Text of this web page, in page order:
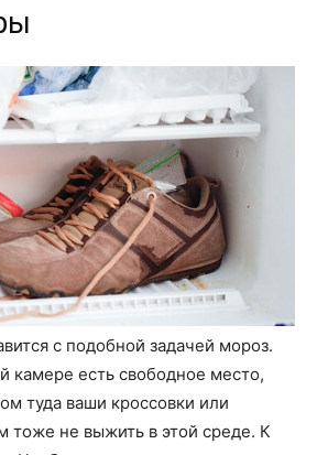
с подобной задачей мороз.
камере есть свободное место,
туда ваши кроссовки или
тоже не выжить в этой среде. К